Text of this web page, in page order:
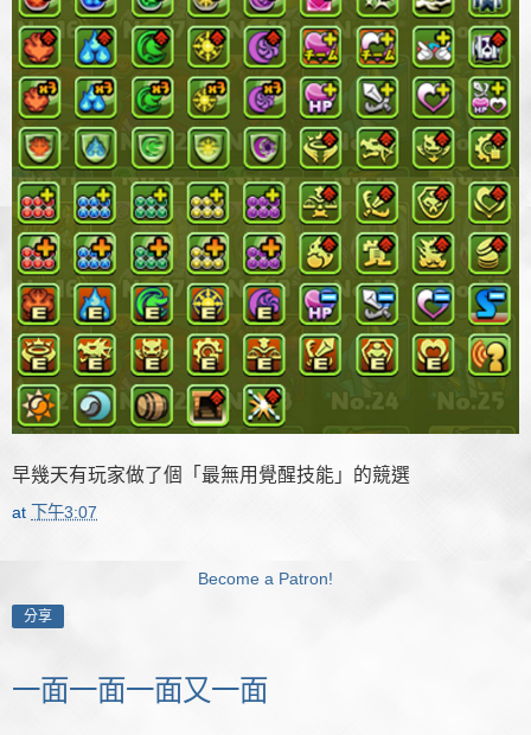
早幾天有玩家做了個「最無用覺醒技能」的競選
at 下午3:07
Become a Patron!
分享
一面一面一面又一面